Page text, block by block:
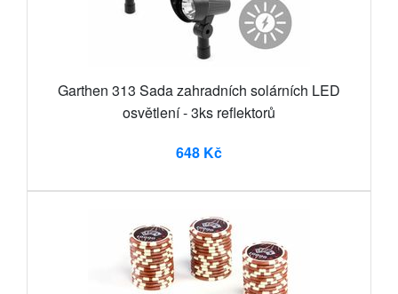
Garthen 313 Sada zahradních solárních LED
osvětlení - 3ks reflektorů
648 Kč